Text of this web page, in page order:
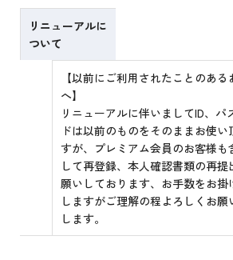
リニューアルに
ついて
【以前にご利用されたことのある
へ】
リニューアルに伴いましてID、パ
ドは以前のものをそのままお使い
すが、プレミアム会員のお客様も
して再登録、本人確認書類の再提
願いしております、お手数をお掛
しますがご理解の程よろしくお願
します。